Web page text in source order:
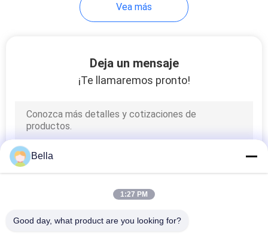
Hilo de Filamento
Masterbatch
conductor
Vea más
Deja un mensaje
¡Te llamaremos pronto!
Bella
1:27 PM
Good day, what product are you looking for?